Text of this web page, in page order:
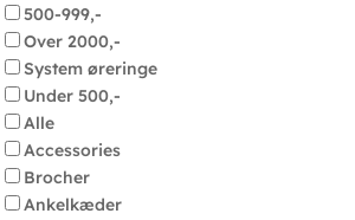
500-999,-
Over 2000,-
System øreringe
Under 500,-
Alle
Accessories
Brocher
Ankelkæder